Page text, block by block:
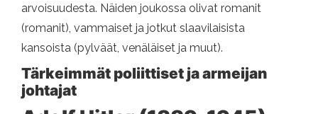
arvoisuudesta. Näiden joukossa olivat romanit
(romanit), vammaiset ja jotkut slaavilaisista
kansoista (pylväät, venäläiset ja muut).
Tärkeimmät poliittiset ja armeijan
johtajat